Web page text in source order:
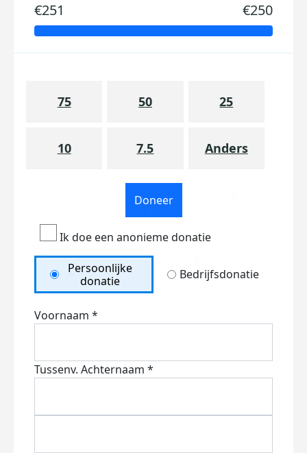
€251 €250
75 50 25
10 7.5 Anders
Doneer
Ik doe een anonieme donatie
Persoonlijke
donatie
Bedrijfsdonatie
Voornaam *
Tussenv. Achternaam *